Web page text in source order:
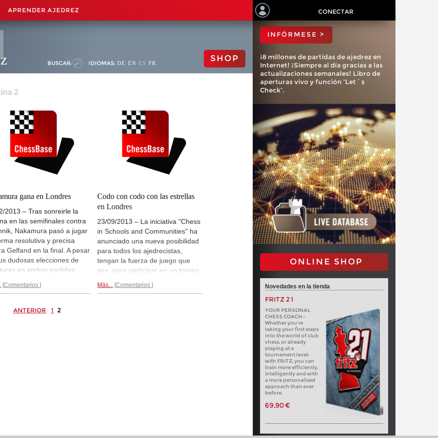
APRENDER AJEDREZ CONECTAR
BUSCAR: IDIOMAS: DE EN ES FR SHOP
2
gana en Londres
2013 – Tras sonreirle la
en las semifinales contra
Nakamura pasó a jugar
resolutiva y precisa
Gelfand en la final. A pesar
dudosas elecciones de
en ambas partidas,
jugador de rápidas, ya que
que Hikaru iba
Comentarios
Codo con codo con las estrellas
en Londres
23/09/2013 – La iniciativa "Chess
in Schools and Communities" ha
anunciado una nueva posibilidad
para todos los ajedrecistas,
tengan la fuerza de juego que
sea, para participar en un torneo
mundial en Londres, con ocasión
Más... Comentarios
ANTERIOR 1 2
ChessBase?
INFÓRMESE >
¡8 millones de partidas de ajedrez en
Internet! ¡Siempre al día gracias a las
actualizaciones semanales! Libro de
aperturas vivo y función “Let´s
Check”.
ONLINE SHOP
Novedades en la tienda
FRITZ 21
YOUR PERSONAL
CHESS COACH -
Whether you’re
taking your first steps
into the world of club
chess, or already
playing at a
tournament level:
with FRITZ, you can
train more efficiently,
intelligently and with
a more personalised
approach than ever
before.
69,90 €